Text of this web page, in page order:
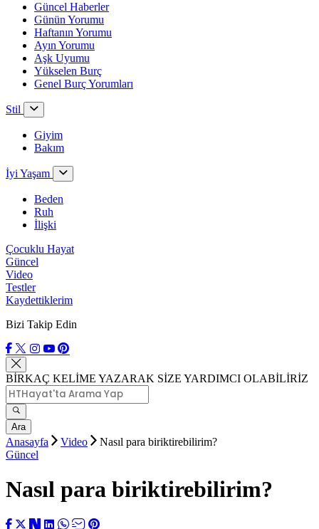
Güncel Haberler
Günün Yorumu
Haftanın Yorumu
Ayın Yorumu
Aşk Uyumu
Yükselen Burç
Genel Burç Yorumları
Stil
Giyim
Bakım
İyi Yaşam
Beden
Ruh
İlişki
Çocuklu Hayat
Güncel
Video
Testler
Kaydettiklerim
Bizi Takip Edin
BİRKAÇ KELİME YAZARAK SİZE YARDIMCI OLABİLİRİZ
Ara
Anasayfa Video
Nasıl para biriktirebilirim?
Güncel
Nasıl para biriktirebilirim?